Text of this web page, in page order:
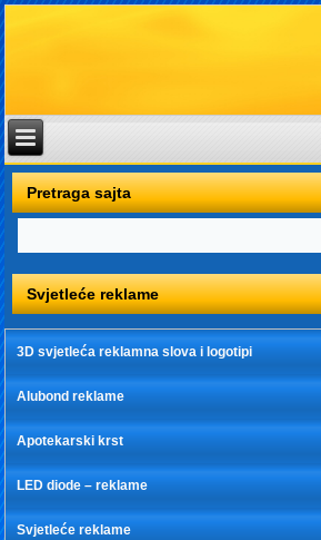
Pretraga sajta
Svjetleće reklame
3D svjetleća reklamna slova i logotipi
Alubond reklame
Apotekarski krst
LED diode – reklame
Svjetleće reklame